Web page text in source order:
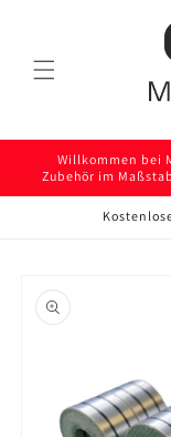
Willkommen bei
Zubehör im